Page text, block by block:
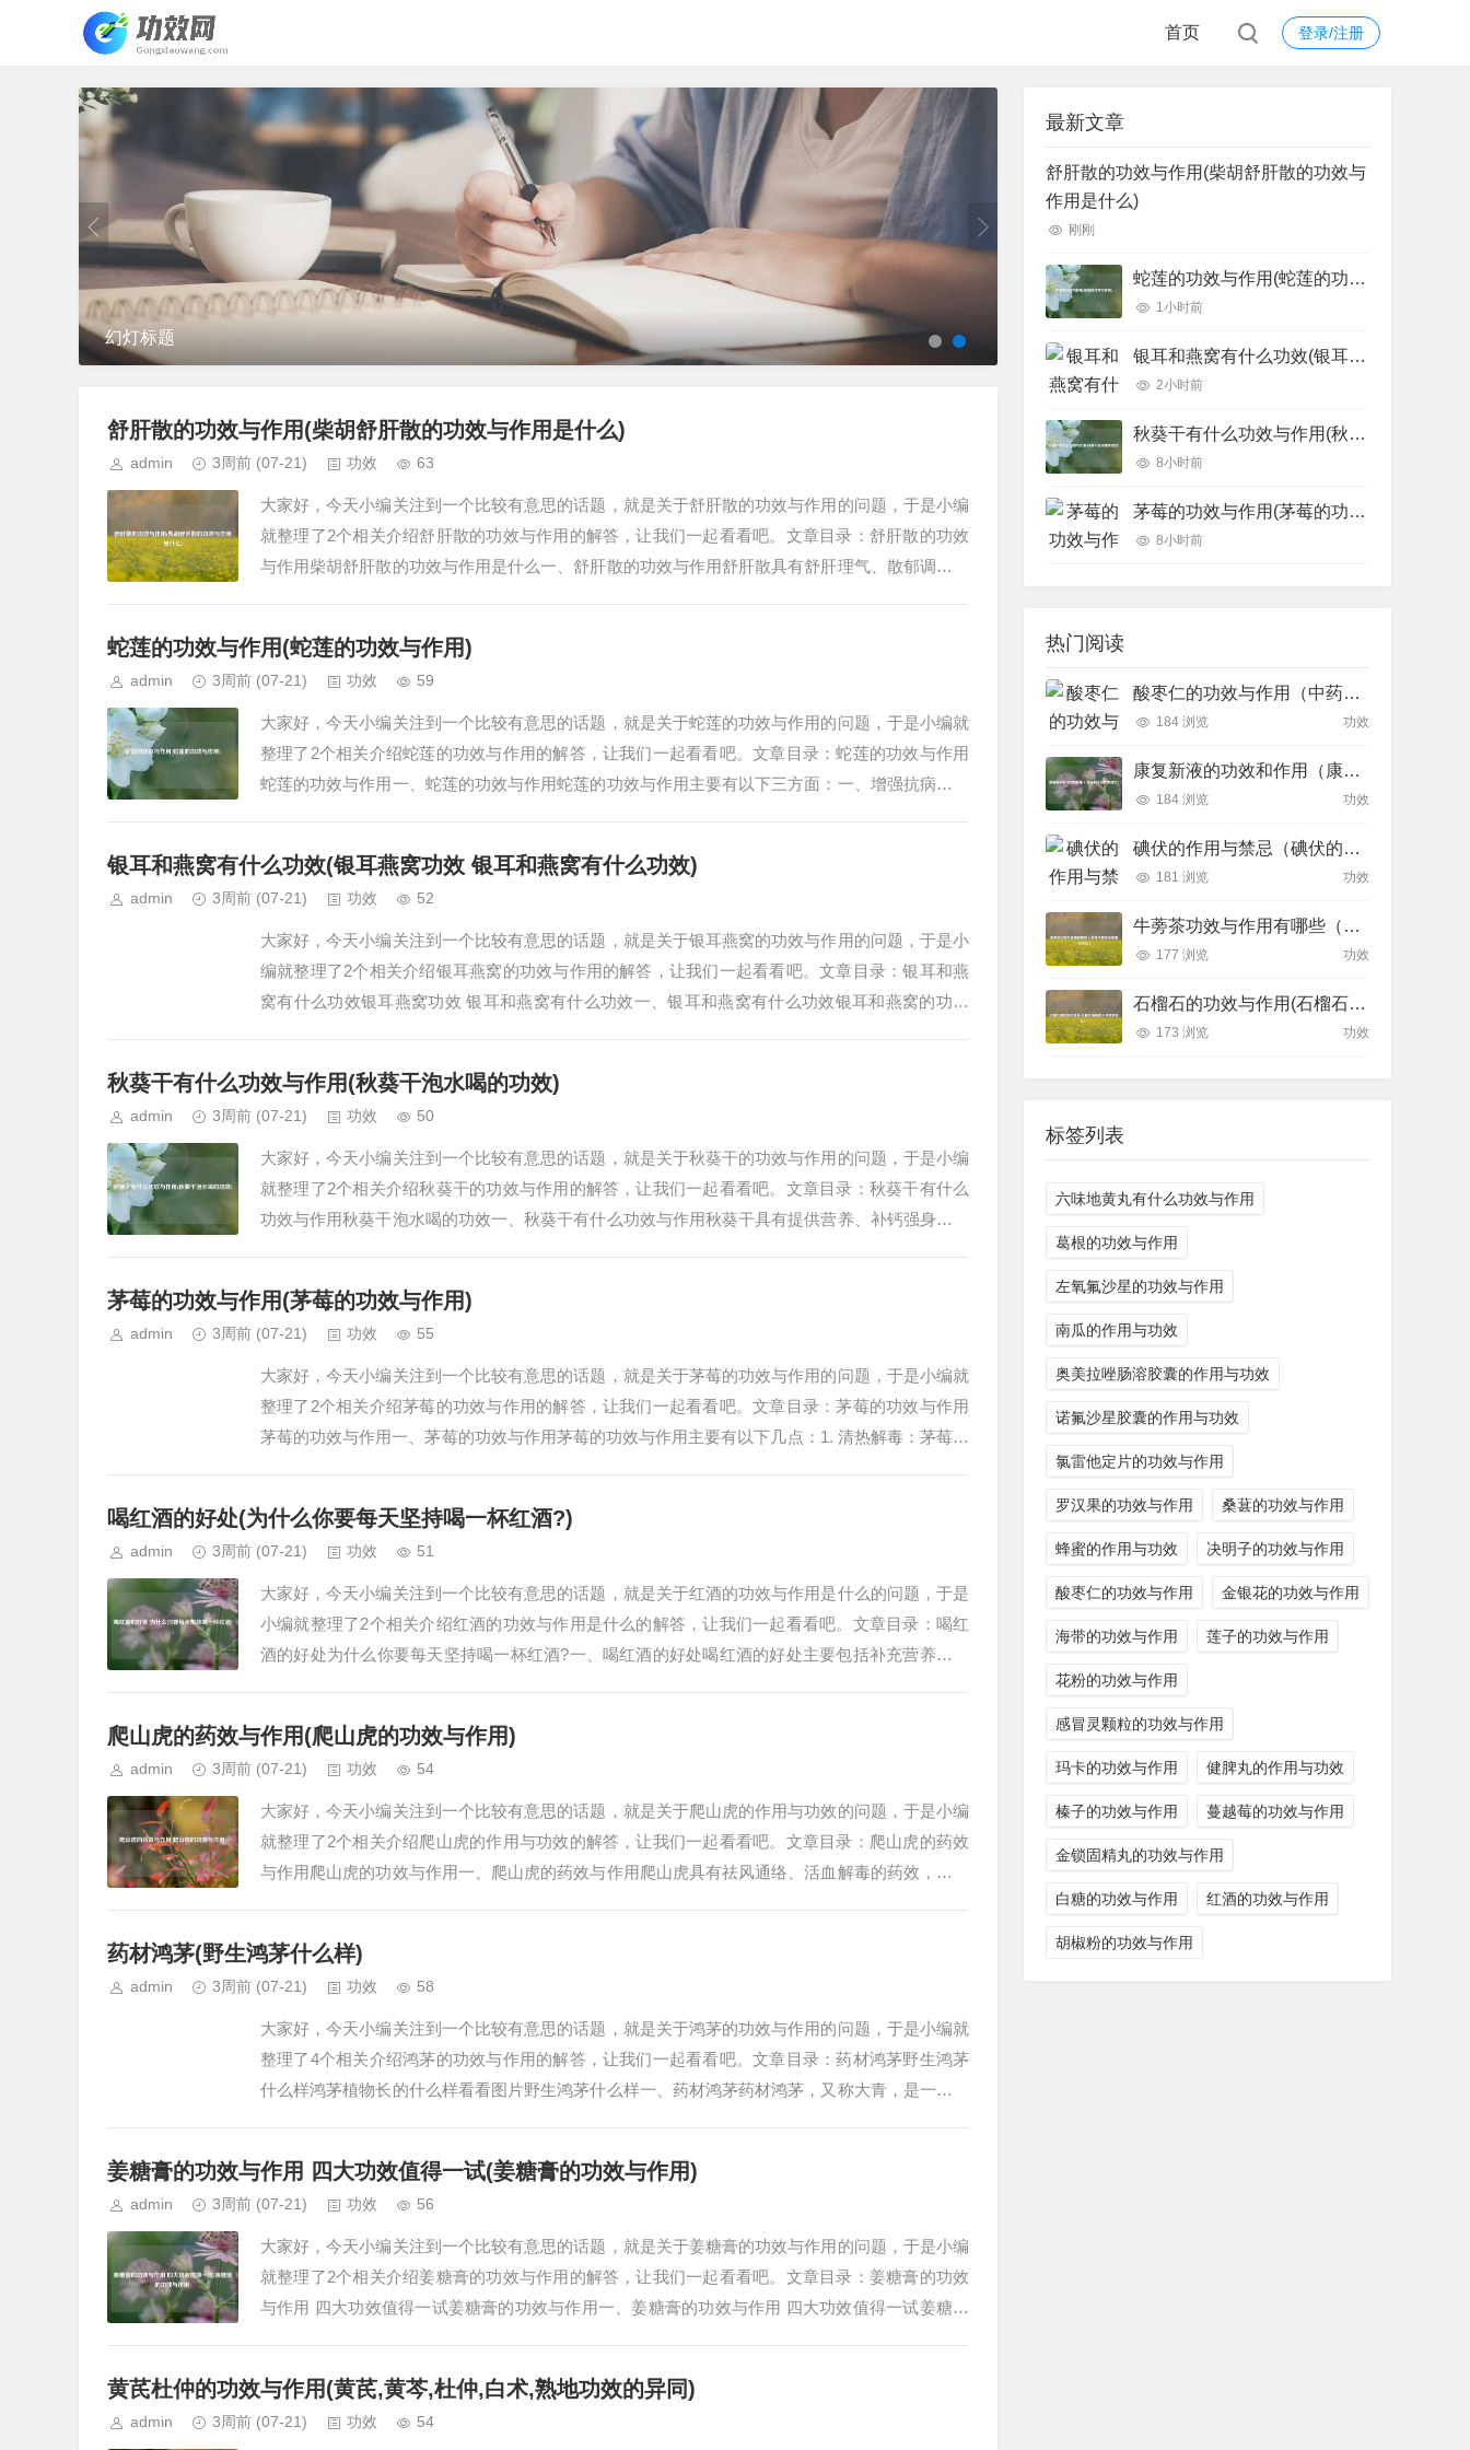
登录/注册
首页
幻灯标题
舒肝散的功效与作用(柴胡舒肝散的功效与作用是什么)
admin 3周前 (07-21) 功效 63
大家好，今天小编关注到一个比较有意思的话题，就是关于舒肝散的功效与作用的问题，于是小编
就整理了2个相关介绍舒肝散的功效与作用的解答，让我们一起看看吧。文章目录：舒肝散的功效
与作用柴胡舒肝散的功效与作用是什么一、舒肝散的功效与作用舒肝散具有舒肝理气、散郁调经的
蛇莲的功效与作用(蛇莲的功效与作用)
admin 3周前 (07-21) 功效 59
大家好，今天小编关注到一个比较有意思的话题，就是关于蛇莲的功效与作用的问题，于是小编就
整理了2个相关介绍蛇莲的功效与作用的解答，让我们一起看看吧。文章目录：蛇莲的功效与作用
蛇莲的功效与作用一、蛇莲的功效与作用蛇莲的功效与作用主要有以下三方面：一、增强抗病毒能
银耳和燕窝有什么功效(银耳燕窝功效 银耳和燕窝有什么功效)
admin 3周前 (07-21) 功效 52
大家好，今天小编关注到一个比较有意思的话题，就是关于银耳燕窝的功效与作用的问题，于是小
编就整理了2个相关介绍银耳燕窝的功效与作用的解答，让我们一起看看吧。文章目录：银耳和燕
窝有什么功效银耳燕窝功效 银耳和燕窝有什么功效一、银耳和燕窝有什么功效银耳和燕窝的功效
秋葵干有什么功效与作用(秋葵干泡水喝的功效)
admin 3周前 (07-21) 功效 50
大家好，今天小编关注到一个比较有意思的话题，就是关于秋葵干的功效与作用的问题，于是小编
就整理了2个相关介绍秋葵干的功效与作用的解答，让我们一起看看吧。文章目录：秋葵干有什么
功效与作用秋葵干泡水喝的功效一、秋葵干有什么功效与作用秋葵干具有提供营养、补钙强身、平
茅莓的功效与作用(茅莓的功效与作用)
admin 3周前 (07-21) 功效 55
大家好，今天小编关注到一个比较有意思的话题，就是关于茅莓的功效与作用的问题，于是小编就
整理了2个相关介绍茅莓的功效与作用的解答，让我们一起看看吧。文章目录：茅莓的功效与作用
茅莓的功效与作用一、茅莓的功效与作用茅莓的功效与作用主要有以下几点：1. 清热解毒：茅莓就
喝红酒的好处(为什么你要每天坚持喝一杯红酒?)
admin 3周前 (07-21) 功效 51
大家好，今天小编关注到一个比较有意思的话题，就是关于红酒的功效与作用是什么的问题，于是
小编就整理了2个相关介绍红酒的功效与作用是什么的解答，让我们一起看看吧。文章目录：喝红
酒的好处为什么你要每天坚持喝一杯红酒?一、喝红酒的好处喝红酒的好处主要包括补充营养、产
爬山虎的药效与作用(爬山虎的功效与作用)
admin 3周前 (07-21) 功效 54
大家好，今天小编关注到一个比较有意思的话题，就是关于爬山虎的作用与功效的问题，于是小编
就整理了2个相关介绍爬山虎的作用与功效的解答，让我们一起看看吧。文章目录：爬山虎的药效
与作用爬山虎的功效与作用一、爬山虎的药效与作用爬山虎具有祛风通络、活血解毒的药效，可治
药材鸿茅(野生鸿茅什么样)
admin 3周前 (07-21) 功效 58
大家好，今天小编关注到一个比较有意思的话题，就是关于鸿茅的功效与作用的问题，于是小编就
整理了4个相关介绍鸿茅的功效与作用的解答，让我们一起看看吧。文章目录：药材鸿茅野生鸿茅
什么样鸿茅植物长的什么样看看图片野生鸿茅什么样一、药材鸿茅药材鸿茅，又称大青，是一种常
姜糖膏的功效与作用 四大功效值得一试(姜糖膏的功效与作用)
admin 3周前 (07-21) 功效 56
大家好，今天小编关注到一个比较有意思的话题，就是关于姜糖膏的功效与作用的问题，于是小编
就整理了2个相关介绍姜糖膏的功效与作用的解答，让我们一起看看吧。文章目录：姜糖膏的功效
与作用 四大功效值得一试姜糖膏的功效与作用一、姜糖膏的功效与作用 四大功效值得一试姜糖膏
黄芪杜仲的功效与作用(黄芪,黄芩,杜仲,白术,熟地功效的异同)
admin 3周前 (07-21) 功效 54
最新文章
舒肝散的功效与作用(柴胡舒肝散的功效与
作用是什么)
刚刚
蛇莲的功效与作用(蛇莲的功效与作用)
1小时前
银耳和燕窝有什么功效(银耳燕窝功效 银耳和燕窝有什么功效)
2小时前
秋葵干有什么功效与作用(秋葵干泡水喝的功效)
8小时前
茅莓的功效与作用(茅莓的功效与作用)
8小时前
热门阅读
酸枣仁的功效与作用（中药酸枣仁的功效与作用）
184 浏览 功效
康复新液的功效和作用（康复新液治疗胃糜烂）
184 浏览 功效
碘伏的作用与禁忌（碘伏的功效与作用?）
181 浏览 功效
牛蒡茶功效与作用有哪些（多喝牛蒡茶有着哪些功效）
177 浏览 功效
石榴石的功效与作用(石榴石项链对人体有好处么？)
173 浏览 功效
标签列表
六味地黄丸有什么功效与作用
葛根的功效与作用
左氧氟沙星的功效与作用
南瓜的作用与功效
奥美拉唑肠溶胶囊的作用与功效
诺氟沙星胶囊的作用与功效
氯雷他定片的功效与作用
罗汉果的功效与作用 桑葚的功效与作用
蜂蜜的作用与功效 决明子的功效与作用
酸枣仁的功效与作用 金银花的功效与作用
海带的功效与作用 莲子的功效与作用
花粉的功效与作用
感冒灵颗粒的功效与作用
玛卡的功效与作用 健脾丸的作用与功效
榛子的功效与作用 蔓越莓的功效与作用
金锁固精丸的功效与作用
白糖的功效与作用 红酒的功效与作用
胡椒粉的功效与作用